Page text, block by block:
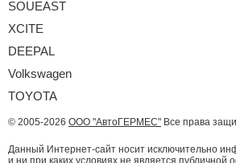
SOUEAST
XCITE
DEEPAL
Volkswagen
TOYOTA
© 2005-2026 ООО "АвтоГЕРМЕС" Все права
Данный Интернет-сайт носит исключительно
и ни при каких условиях не является